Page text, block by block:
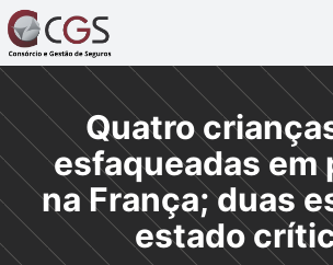
Quatro
esfaqueadas em
na França; duas
estado